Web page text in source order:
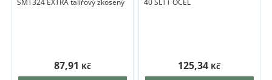
SMT324 EXTRA talířový zkosený
87,91 Kč
40 SLTT OCEL
125,34 Kč